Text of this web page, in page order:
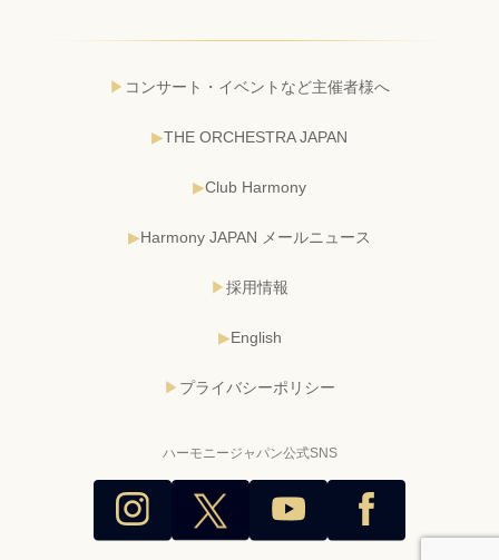
コンサート・イベントなど主催者様へ
THE ORCHESTRA JAPAN
Club Harmony
Harmony JAPAN メールニュース
採用情報
English
プライバシーポリシー
ハーモニージャパン公式SNS